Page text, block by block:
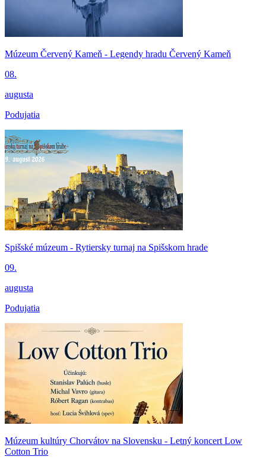
Múzeum Červený Kameň - Legendy hradu Červený Kameň
08.
augusta
Podujatia
Spišské múzeum - Rytiersky turnaj na Spišskom hrade
09.
augusta
Podujatia
Múzeum kultúry Chorvátov na Slovensku - Letný koncert Low
Cotton Trio